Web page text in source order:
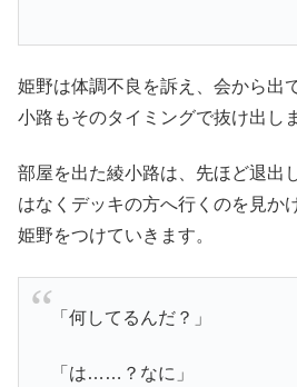
姫野は体調不良を訴え、会から出
小路もそのタイミングで抜け出し
部屋を出た綾小路は、先ほど退出
はなくデッキの方へ行くのを見か
姫野をつけていきます。
「何してるんだ？」
「は……？なに」